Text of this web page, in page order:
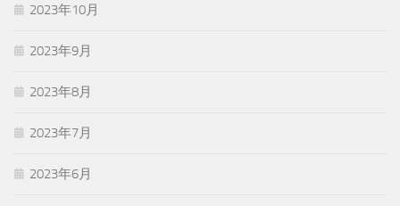
2023年10月
2023年9月
2023年8月
2023年7月
2023年6月